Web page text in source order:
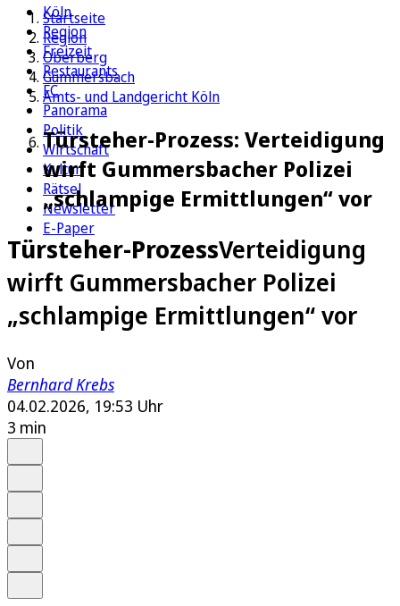
Köln
Region
Freizeit
Restaurants
FC
Panorama
Politik
Wirtschaft
Kultur
Rätsel
Newsletter
E-Paper
Startseite
Region
Oberberg
Gummersbach
Amts- und Landgericht Köln
Türsteher-Prozess: Verteidigung
wirft Gummersbacher Polizei
„schlampige Ermittlungen“ vor
Türsteher-ProzessVerteidigung
wirft Gummersbacher Polizei
„schlampige Ermittlungen“ vor
Von
Bernhard Krebs
04.02.2026, 19:53 Uhr
3 min